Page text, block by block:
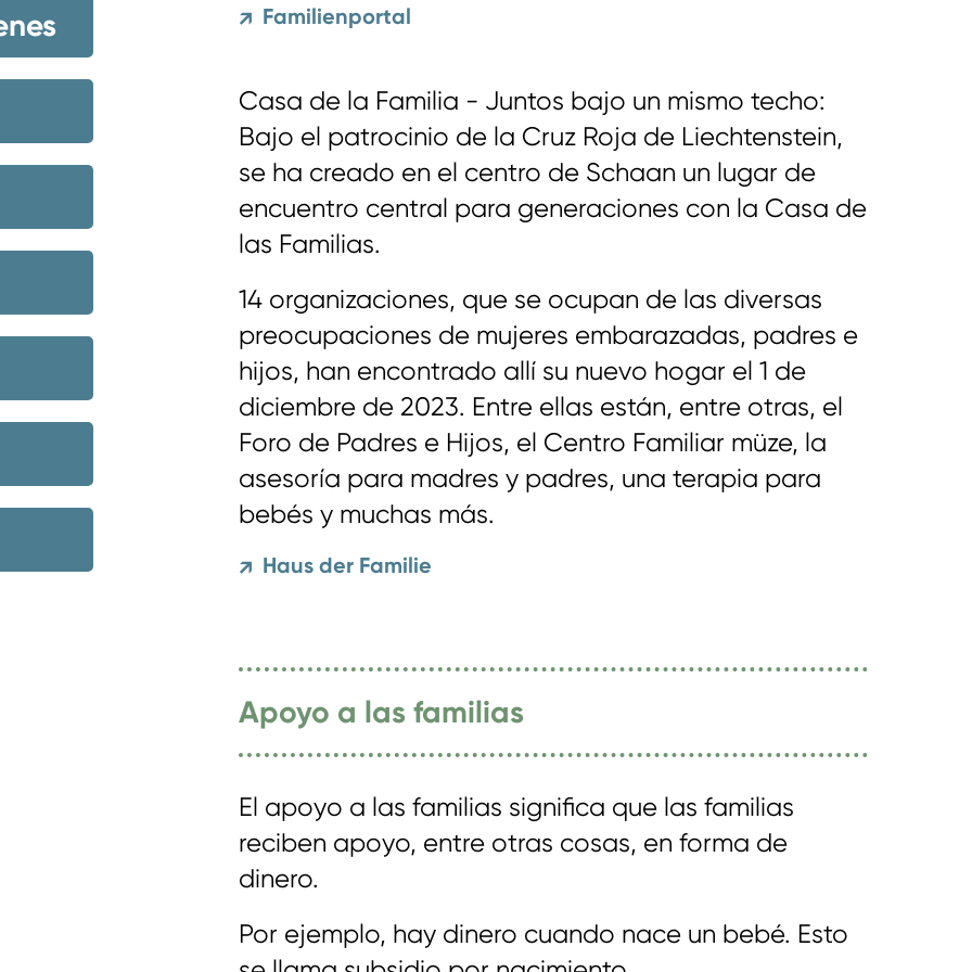
↗ Familienportal
Casa de la Familia - Juntos bajo un mismo techo:
Bajo el patrocinio de la Cruz Roja de Liechtenstein,
se ha creado en el centro de Schaan un lugar de
encuentro central para generaciones con la Casa de
las Familias.
14 organizaciones, que se ocupan de las diversas
preocupaciones de mujeres embarazadas, padres e
hijos, han encontrado allí su nuevo hogar el 1 de
diciembre de 2023. Entre ellas están, entre otras, el
Foro de Padres e Hijos, el Centro Familiar müze, la
asesoría para madres y padres, una terapia para
bebés y muchas más.
↗ Haus der Familie
Apoyo a las familias
El apoyo a las familias significa que las familias
reciben apoyo, entre otras cosas, en forma de
dinero.
Por ejemplo, hay dinero cuando nace un bebé. Esto